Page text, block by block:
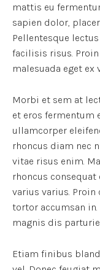
mattis eu
sapien dolor,
Pellentesque
facilisis risus.
malesuada eget
Morbi et sem at
et eros fermentum
ullamcorper
rhoncus diam nec
vitae risus enim.
rhoncus
varius varius.
tortor accumsan
magnis dis
Etiam finibus